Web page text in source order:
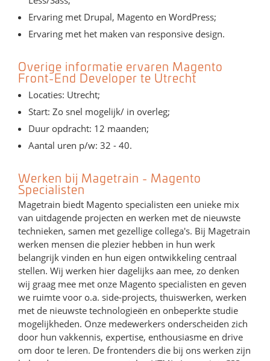
Ervaring met Drupal, Magento en WordPress;
Ervaring met het maken van responsive design.
Overige informatie ervaren Magento
Front-End Developer te Utrecht
Locaties: Utrecht;
Start: Zo snel mogelijk/ in overleg;
Duur opdracht: 12 maanden;
Aantal uren p/w: 32 - 40.
Werken bij Magetrain - Magento
Specialisten
Magetrain biedt Magento specialisten een unieke mix
van uitdagende projecten en werken met de nieuwste
technieken, samen met gezellige collega's. Bij Magetrain
werken mensen die plezier hebben in hun werk
belangrijk vinden en hun eigen ontwikkeling centraal
stellen. Wij werken hier dagelijks aan mee, zo denken
wij graag mee met onze Magento specialisten en geven
we ruimte voor o.a. side-projects, thuiswerken, werken
met de nieuwste technologieën en onbeperkte studie
mogelijkheden. Onze medewerkers onderscheiden zich
door hun vakkennis, expertise, enthousiasme en drive
om door te leren. De frontenders die bij ons werken zijn